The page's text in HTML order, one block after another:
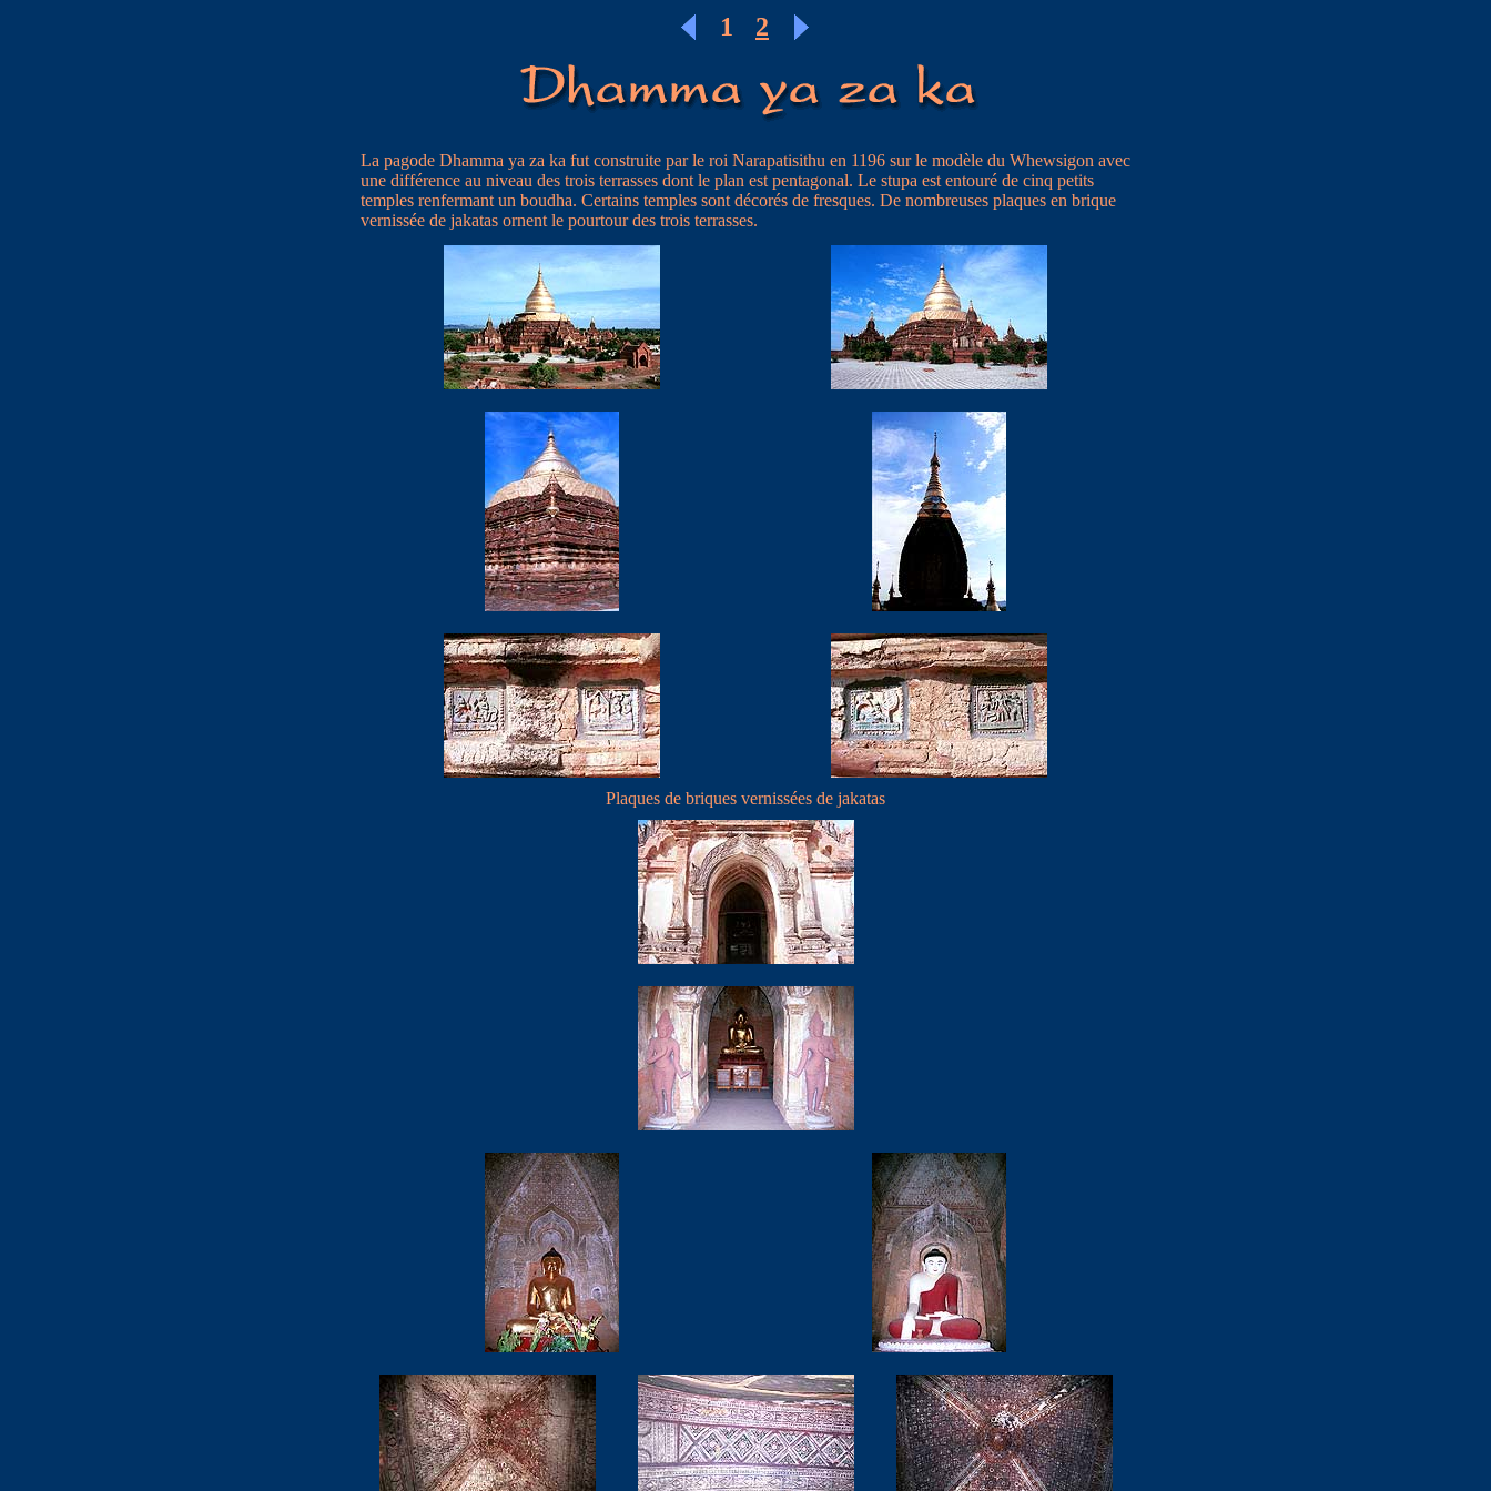
1 2
La pagode Dhamma ya za ka fut construite par le roi Narapatisithu en 1196 sur le modèle du Whewsigon avec
une différence au niveau des trois terrasses dont le plan est pentagonal. Le stupa est entouré de cinq petits
temples renfermant un boudha. Certains temples sont décorés de fresques. De nombreuses plaques en brique
vernissée de jakatas ornent le pourtour des trois terrasses.
Plaques de briques vernissées de jakatas